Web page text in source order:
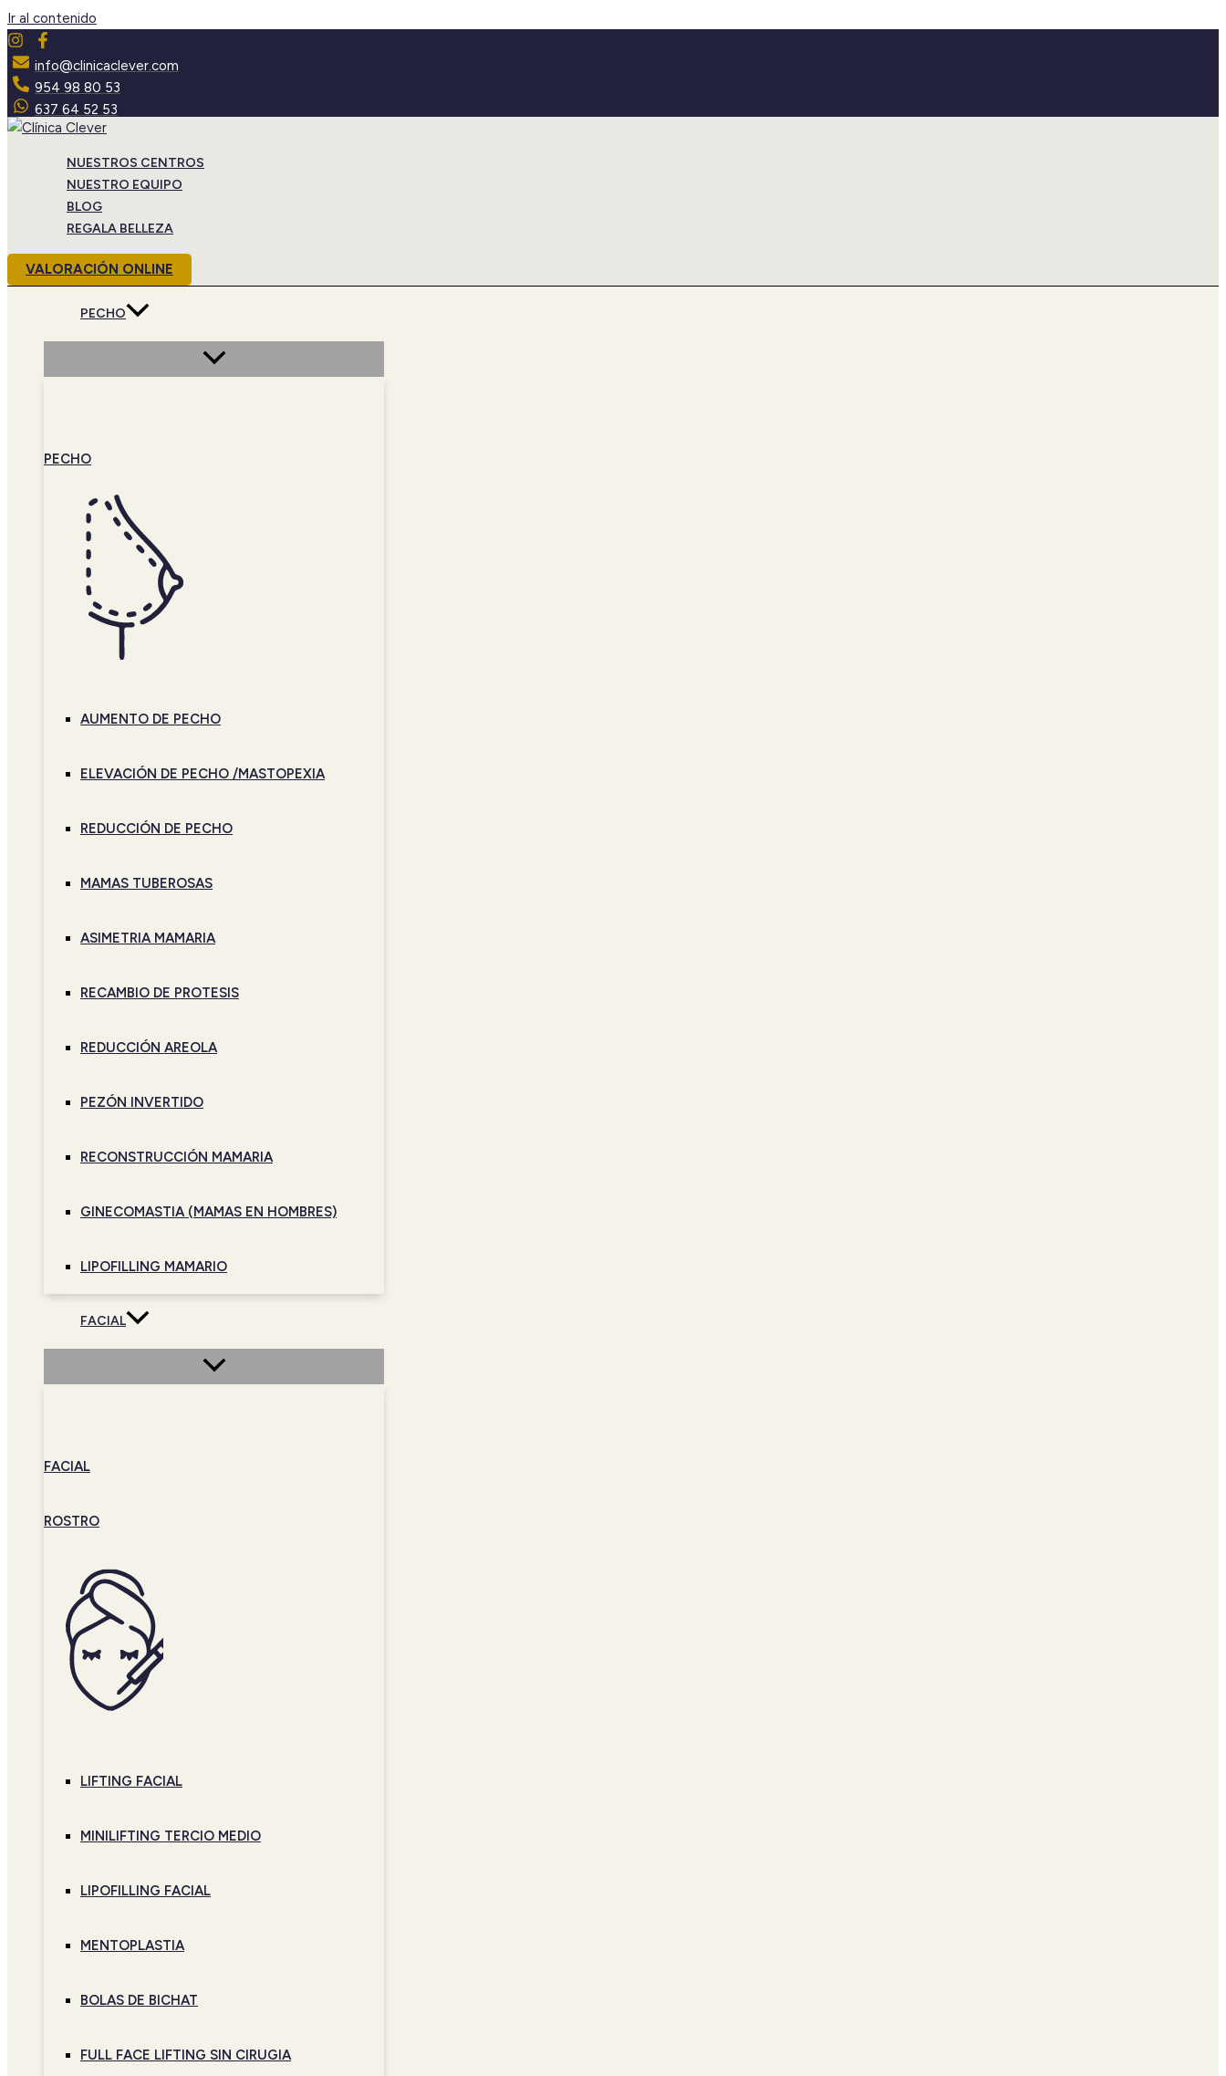
Ir al contenido
info@clinicaclever.com
954 98 80 53
637 64 52 53
NUESTROS CENTROS
NUESTRO EQUIPO
BLOG
REGALA BELLEZA
VALORACIÓN ONLINE
PECHO
PECHO
AUMENTO DE PECHO
ELEVACIÓN DE PECHO /MASTOPEXIA
REDUCCIÓN DE PECHO
MAMAS TUBEROSAS
ASIMETRIA MAMARIA
RECAMBIO DE PROTESIS
REDUCCIÓN AREOLA
PEZÓN INVERTIDO
RECONSTRUCCIÓN MAMARIA
GINECOMASTIA (MAMAS EN HOMBRES)
LIPOFILLING MAMARIO
FACIAL
FACIAL
ROSTRO
LIFTING FACIAL
MINILIFTING TERCIO MEDIO
LIPOFILLING FACIAL
MENTOPLASTIA
BOLAS DE BICHAT
FULL FACE LIFTING SIN CIRUGIA